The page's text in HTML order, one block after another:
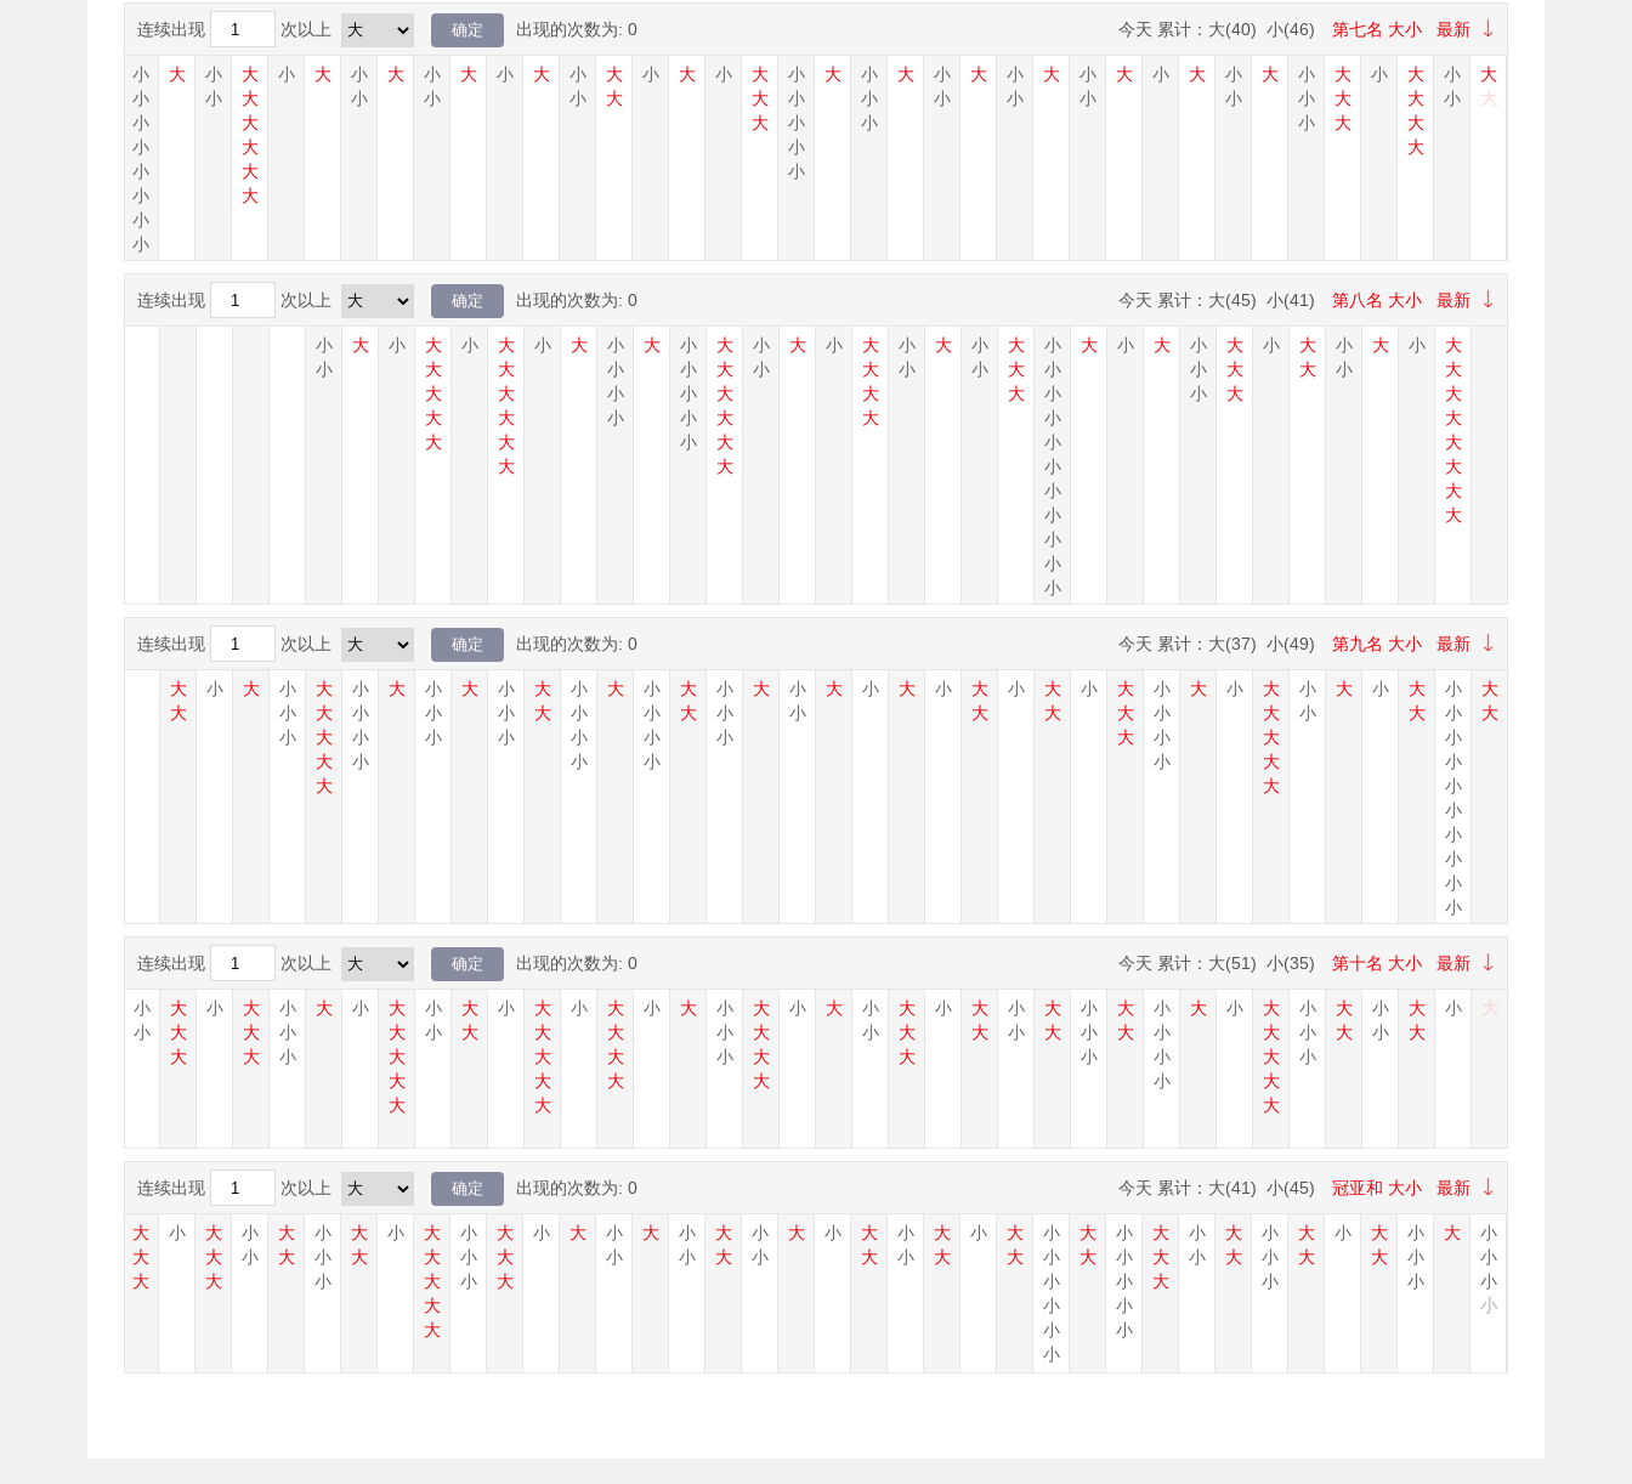
连续出现 次以上 出现的次数为: 0 今天 累计：大(40) 小(46) 第七名 大小 最新
大
大
小
小
大
大
大
大
小
大
大
大
小
小
小
大
小
小
大
小
大
小
小
大
小
小
大
小
小
大
小
小
小
大
小
小
小
小
小
大
大
大
小
大
小
大
大
小
小
大
小
大
小
小
大
小
小
大
小
大
大
大
大
大
大
小
小
大
小
小
小
小
小
小
小
小
连续出现 次以上 出现的次数为: 0 今天 累计：大(45) 小(41) 第八名 大小 最新
大
大
大
大
大
大
大
大
小
大
小
小
大
大
小
大
大
大
小
小
小
大
小
大
小
小
小
小
小
小
小
小
小
小
小
大
大
大
小
小
大
小
小
大
大
大
大
小
大
小
小
大
大
大
大
大
大
小
小
小
小
小
大
小
小
小
小
大
小
大
大
大
大
大
大
小
大
大
大
大
大
小
大
小
小
连续出现 次以上 出现的次数为: 0 今天 累计：大(37) 小(49) 第九名 大小 最新
大
大
小
小
小
小
小
小
小
小
小
小
大
大
小
大
小
小
大
大
大
大
大
小
大
小
小
小
小
大
大
大
小
大
大
小
大
大
小
大
小
大
小
小
大
小
小
小
大
大
小
小
小
小
大
小
小
小
小
大
大
小
小
小
大
小
小
小
大
小
小
小
小
大
大
大
大
大
小
小
小
大
小
大
大
连续出现 次以上 出现的次数为: 0 今天 累计：大(51) 小(35) 第十名 大小 最新
大
小
大
大
小
小
大
大
小
小
小
大
大
大
大
大
小
大
小
小
小
小
大
大
小
小
小
大
大
小
小
大
大
小
大
大
大
小
小
大
小
大
大
大
大
小
小
小
大
小
大
大
大
大
小
大
大
大
大
大
小
大
大
小
小
大
大
大
大
大
小
大
小
小
小
大
大
大
小
大
大
大
小
小
连续出现 次以上 出现的次数为: 0 今天 累计：大(41) 小(45) 冠亚和 大小 最新
小
小
小
小
大
小
小
小
大
大
小
大
大
小
小
小
大
大
小
小
大
大
大
小
小
小
小
小
大
大
小
小
小
小
小
小
大
大
小
大
大
小
小
大
大
小
大
小
小
大
大
小
小
大
小
小
大
小
大
大
大
小
小
小
大
大
大
大
大
小
大
大
小
小
小
大
大
小
小
大
大
大
小
大
大
大